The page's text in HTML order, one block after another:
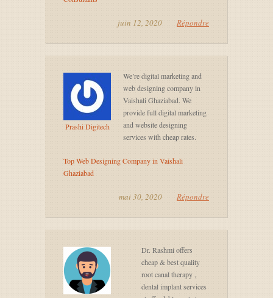
juin 12, 2020 Répondre
Prashi Digitech
We’re digital marketing and
web designing company in
Vaishali Ghaziabad. We
provide full digital marketing
and website designing
services with cheap rates.
Top Web Designing Company in Vaishali
Ghaziabad
mai 30, 2020 Répondre
Dr. Rashmi offers
cheap & best quality
root canal therapy ,
dental implant services